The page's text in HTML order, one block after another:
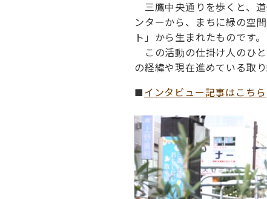
三鷹中央通りを歩くと、
ンターから、まちに緑の空
ト」から生まれたものです。
この活動の仕掛け人のひ
の経緯や現在進めている取
■ インタビュー記事はこちら